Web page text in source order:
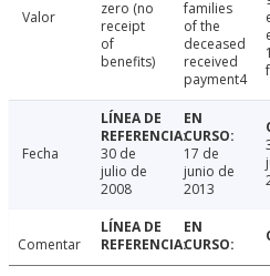
Valor
zero (no
receipt
of
benefits)
families
of the
deceased
received
payment4
Fecha
30 de
julio de
2008
17 de
junio de
2013
Comentar